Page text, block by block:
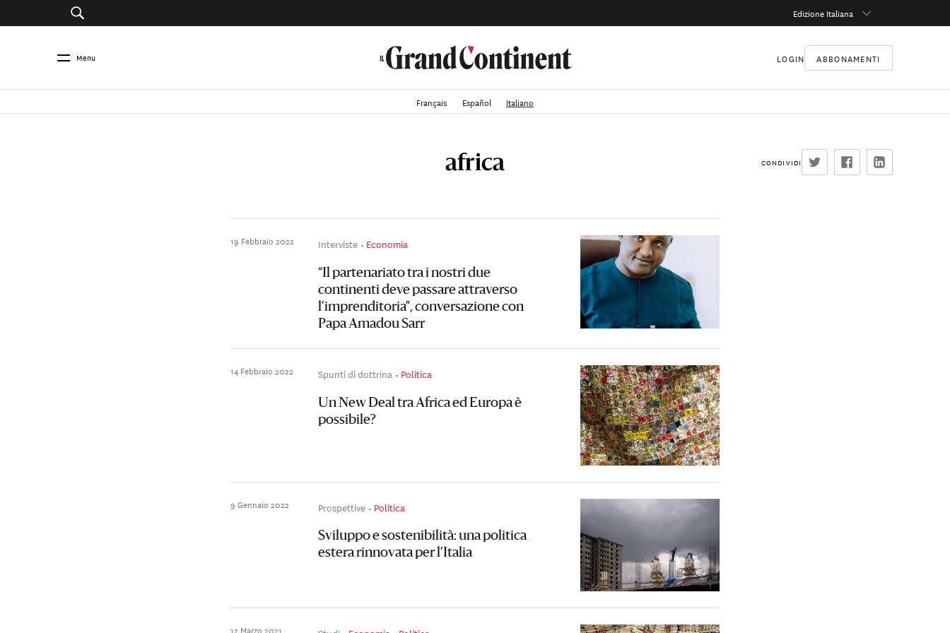
Edizione Italiana
Menu LOGIN ABBONAMENTI
Français Español Italiano
africa CONDIVIDI
19 Febbraio 2022 Interviste Economia
“Il partenariato tra i nostri due
continenti deve passare attraverso
l’imprenditoria”, conversazione con
Papa Amadou Sarr
14 Febbraio 2022 Spunti di dottrina Politica
Un New Deal tra Africa ed Europa è
possibile?
9 Gennaio 2022 Prospettive Politica
Sviluppo e sostenibilità: una politica
estera rinnovata per l’Italia
12 Marzo 2021